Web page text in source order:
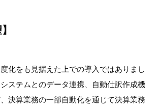
化をも見据えた上での導入ではありまし
ステムとのデータ連携、自動仕訳作成機
決算業務の一部自動化を通じて決算業務